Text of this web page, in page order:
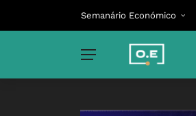
Semanário Económico